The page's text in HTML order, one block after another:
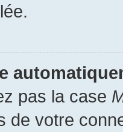
pas la case
de votre